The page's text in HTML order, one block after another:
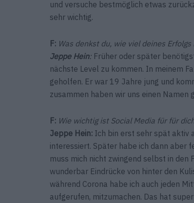
und versuche bestmöglich etwas
sehr wichtig.
F: Was denkst du, wie viel deines
Jeppe Hein: Früher oder später
nächste Level zu kommen. In meinem
geholfen. Er war 19 Jahre jung und
zusammen haben wir uns einen Namen
F: Wie wichtig ist Social Media für für
Jeppe Hein: Ich bin erst sehr spät aktiv
interessiert. Später habe ich dann aber
muss mich nicht zwingend selbst in den
wunderbar Eindrücke von hinter den
während Corona habe ich auch jeden
aufgerufen, mitzumachen. Das hat